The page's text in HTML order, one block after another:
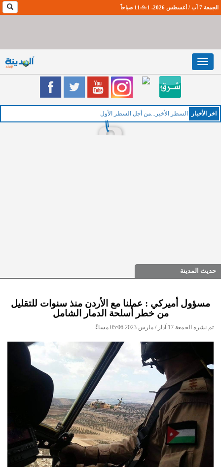
الجمعة 7 آب / أغسطس 2026. 11:9:2 صباحاً
Toggle
navigation
اخر اﻷخبار
حديث المدينة
مسؤول أميركي : عملنا مع الأردن منذ سنوات للتقليل
من خطر أسلحة الدمار الشامل
تم نشره الجمعة 17 آذار / مارس 2023 05:06 مساءً